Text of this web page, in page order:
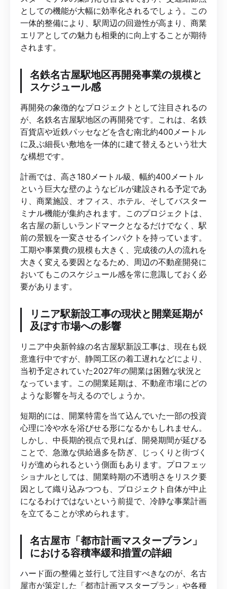
としての機能が大幅に効率化されるでしょう。この
一体的整備により、駅周辺の回遊性が高まり、商業
エリアとしての魅力も相乗的に向上することが期待
されます。
名鉄名古屋駅地区再開発事業の規模と
スケジュール感
再開発の象徴的なプロジェクトとして注目されるの
が、名鉄名古屋駅地区の再開発です。これは、名鉄
百貨店や近鉄パッセなどを含む南北約400メートル
に及ぶ細長い敷地を一体的に建て替えるという壮大
な構想です。
計画では、高さ180メートル級、幅約400メートル
という巨大な壁のようなビルが建設される予定であ
り、商業施設、オフィス、ホテル、そしてバスター
ミナル機能が集約されます。このプロジェクトは、
名古屋の新しいランドマークとなるだけでなく、駅
前の景観を一変させるインパクトを持っています。
工期や事業費の規模も大きく、完成後の人の流れを
大きく変える要因となるため、周辺の不動産開発に
おいてもこのスケジュール感を常に意識しておく必
要があります。
リニア駅新設工事の現状と開業延期が
及ぼす市場への影響
リニア中央新幹線の名古屋駅新設工事は、現在も鋭
意進行中ですが、静岡工区の着工遅れなどにより、
当初予定されていた2027年の開業は困難な状況と
なっています。この開業延期は、不動産市場にどの
ような影響を与えるのでしょうか。
短期的には、開業特需を当て込んでいた一部の投資
心理に冷や水を浴びせる形になるかもしれません。
しかし、中長期的視点で見れば、開発期間が延びる
ことで、急激な供給過多を防ぎ、じっくりと街づく
りが進められるという側面もあります。プロフェッ
ショナルとしては、開業時期の不透明さをリスク要
因として織り込みつつも、プロジェクト自体が中止
になるわけではないという前提で、冷静な事業計画
を立てることが求められます。
名古屋市「都市計画マスタープラン」
における容積率緩和措置の詳細
ハード面の整備と並行して注目すべきなのが、名古
屋市が策定した「都市計画マスタープラン」や各種